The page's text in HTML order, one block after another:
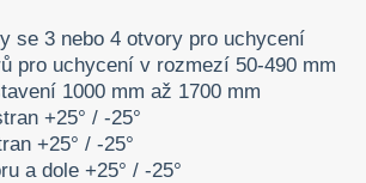
se 3 nebo 4 otvory pro uchycení
pro uchycení v rozmezí 50-490 mm
1000 mm až 1700 mm
+25° / -25°
+25° / -25°
a dole +25° / -25°